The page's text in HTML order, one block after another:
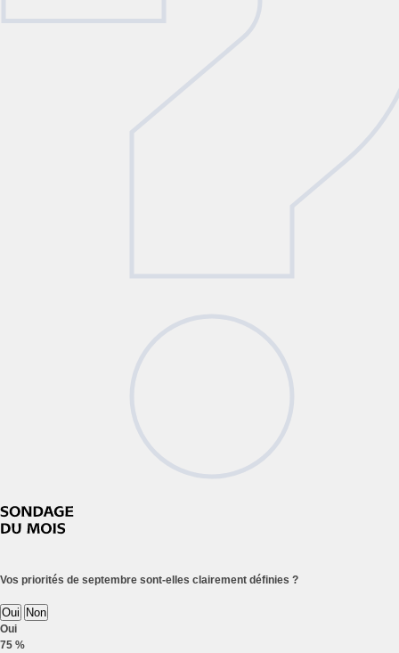
Vos priorités de septembre sont-elles clairement définies ?
Oui Non
Oui
75 %